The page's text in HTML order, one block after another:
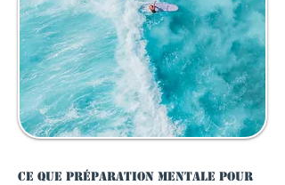
Ce que préparation mentale pour